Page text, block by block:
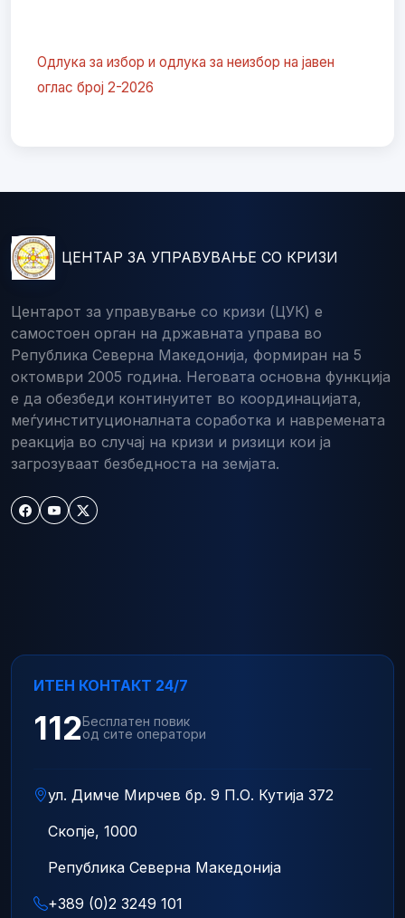
Одлука за избор и одлука за неизбор на јавен
оглас број 2-2026
ЦЕНТАР ЗА УПРАВУВАЊЕ СО КРИЗИ
Центарот за управување со кризи (ЦУК) е
самостоен орган на државната управа во
Република Северна Македонија, формиран на 5
октомври 2005 година. Неговата основна функција
е да обезбеди континуитет во координацијата,
меѓуинституционалната соработка и навремената
реакција во случај на кризи и ризици кои ја
загрозуваат безбедноста на земјата.
ИТЕН КОНТАКТ 24/7
112Бесплатен повик
од сите оператори
ул. Димче Мирчев бр. 9 П.О. Кутија 372
Скопје, 1000
Република Северна Македонија
+389 (0)2 3249 101